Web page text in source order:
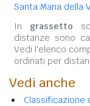
Santa Maria della
In grassetto
distanze sono
Vedi l'elenco
ordinati per
Vedi anche
Classificazione